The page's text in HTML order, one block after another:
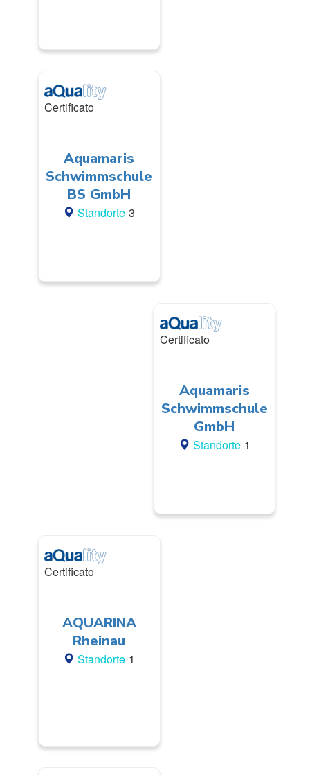
Certificato
Aquamaris
Schwimmschule
BS GmbH
Standorte 3
Certificato
Aquamaris
Schwimmschule
GmbH
Standorte 1
Certificato
AQUARINA
Rheinau
Standorte 1